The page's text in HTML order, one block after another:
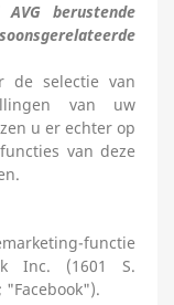
berustende
de selectie van
van uw
u er echter op
van deze
functie
Inc. (1601 S.
"Facebook").